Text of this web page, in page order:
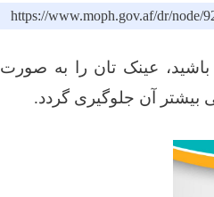
https://www.moph.gov.af/dr/node/
عینک تان را به صورت
بیشتر آن جلوگیری گردد.